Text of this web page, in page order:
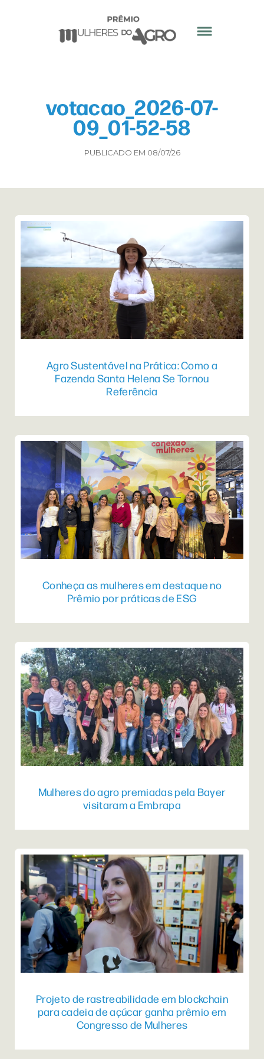
votacao_2026-07-
09_01-52-58
PUBLICADO EM 08/07/26
Agro Sustentável na Prática: Como a
Fazenda Santa Helena Se Tornou
Referência
Conheça as mulheres em destaque no
Prêmio por práticas de ESG
Mulheres do agro premiadas pela Bayer
visitaram a Embrapa
Projeto de rastreabilidade em blockchain
para cadeia de açúcar ganha prêmio em
Congresso de Mulheres